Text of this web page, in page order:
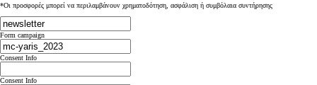
*Οι προσφορές μπορεί να περιλαμβάνουν χρηματοδότηση, ασφάλιση ή συμβόλαια συντήρησης
Form campaign
Consent Info
Consent Info